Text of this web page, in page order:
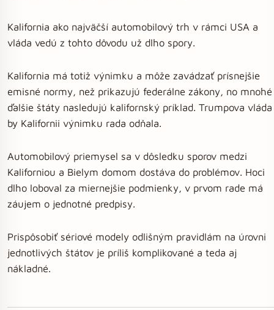
Kalifornia ako najväčší automobilový trh v rámci USA a
vláda vedú z tohto dôvodu už dlho spory.
Kalifornia má totiž výnimku a môže zavádzať prísnejšie
emisné normy, než prikazujú federálne zákony, no mnohé
ďalšie štáty nasledujú kalifornský príklad. Trumpova vláda
by Kalifornii výnimku rada odňala.
Automobilový priemysel sa v dôsledku sporov medzi
Kaliforniou a Bielym domom dostáva do problémov. Hoci
dlho loboval za miernejšie podmienky, v prvom rade má
záujem o jednotné predpisy.
Prispôsobiť sériové modely odlišným pravidlám na úrovni
jednotlivých štátov je príliš komplikované a teda aj
nákladné.